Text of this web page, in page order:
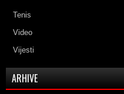
Tenis
Video
Vijesti
ARHIVE